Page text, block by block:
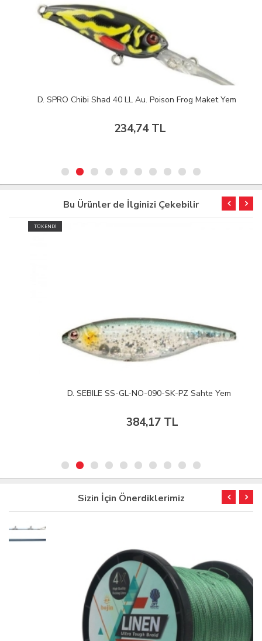
D. SPRO Chibi Shad 40 LL Au. Poison Frog Maket Yem
234,74 TL
Bu Ürünler de İlginizi Çekebilir
TÜKENDİ
D. SEBILE SS-GL-NO-090-SK-PZ Sahte Yem
384,17 TL
Sizin İçin Önerdiklerimiz